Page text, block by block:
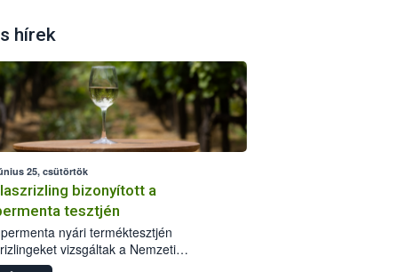
hírek
25, csütörtök
bizonyított a
tesztjén
nyári terméktesztjén
vizsgáltak a Nemzeti
biztonsági Hivatal (Nébih)